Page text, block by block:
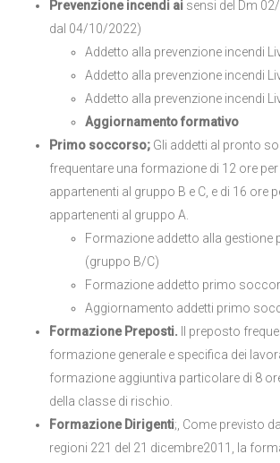
Prevenzione incendi ai sensi del Dm
dal 04/10/2022)
Addetto alla prevenzione incendi
Addetto alla prevenzione incendi
Addetto alla prevenzione incendi
Aggiornamento formativo
Primo soccorso; Gli addetti al pronto
frequentare una formazione di 12 ore per
appartenenti al gruppo B e C, e di 16 ore
appartenenti al gruppo A.
Formazione addetto alla
(gruppo B/C)
Formazione addetto primo
Aggiornamento addetti primo
Formazione Preposti.
Il preposto
formazione generale e specifica dei
formazione aggiuntiva particolare di 8
della classe di rischio.
Formazione Dirigenti;, Come previsto
regioni 221 del 21 dicembre2011, la